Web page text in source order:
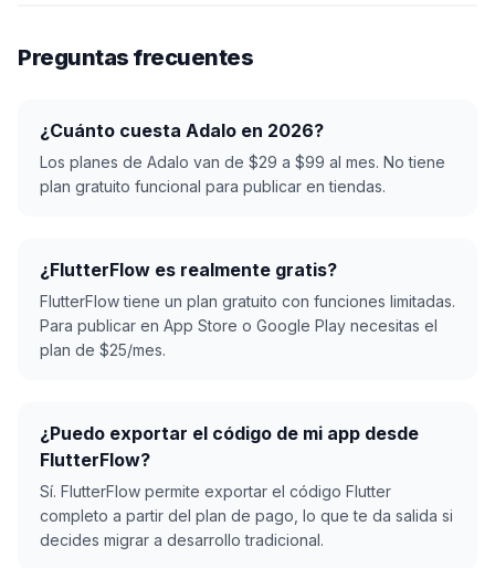
Preguntas frecuentes
¿Cuánto cuesta Adalo en 2026?
Los planes de Adalo van de $29 a $99 al mes. No tiene
plan gratuito funcional para publicar en tiendas.
¿FlutterFlow es realmente gratis?
FlutterFlow tiene un plan gratuito con funciones limitadas.
Para publicar en App Store o Google Play necesitas el
plan de $25/mes.
¿Puedo exportar el código de mi app desde
FlutterFlow?
Sí. FlutterFlow permite exportar el código Flutter
completo a partir del plan de pago, lo que te da salida si
decides migrar a desarrollo tradicional.